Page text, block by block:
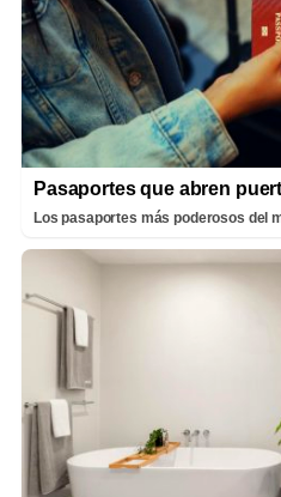
Pasaportes que abren
Los pasaportes más poderosos del